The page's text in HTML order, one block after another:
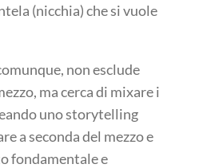
(nicchia) che si vuole
non esclude
ma cerca di mixare i
uno storytelling
a seconda del mezzo e
fondamentale e